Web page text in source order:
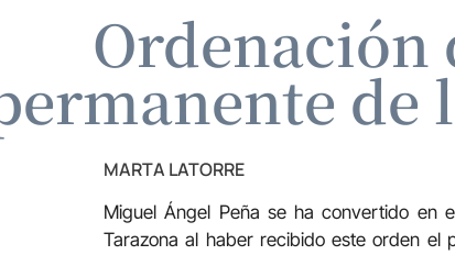
de
MARTA LATORRE
Miguel Ángel Peña se ha convertido en
Tarazona al haber recibido este orden el